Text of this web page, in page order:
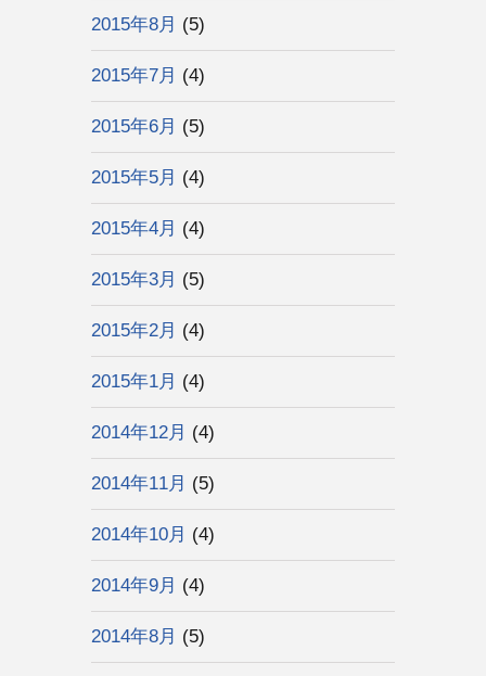
2015年8月 (5)
2015年7月 (4)
2015年6月 (5)
2015年5月 (4)
2015年4月 (4)
2015年3月 (5)
2015年2月 (4)
2015年1月 (4)
2014年12月 (4)
2014年11月 (5)
2014年10月 (4)
2014年9月 (4)
2014年8月 (5)